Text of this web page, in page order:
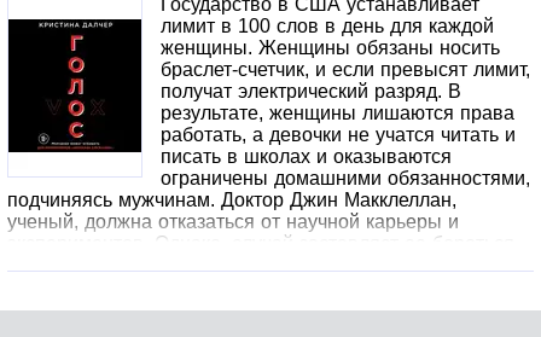
Государство в США устанавливает
лимит в 100 слов в день для каждой
женщины. Женщины обязаны носить
браслет-счетчик, и если превысят лимит,
получат электрический разряд. В
результате, женщины лишаются права
работать, а девочки не учатся читать и
писать в школах и оказываются
ограничены домашними обязанностями,
подчиняясь мужчинам. Доктор Джин Макклеллан,
ученый, должна отказаться от научной карьеры и
экспериментов. Однако, случай заставляет ее бороться